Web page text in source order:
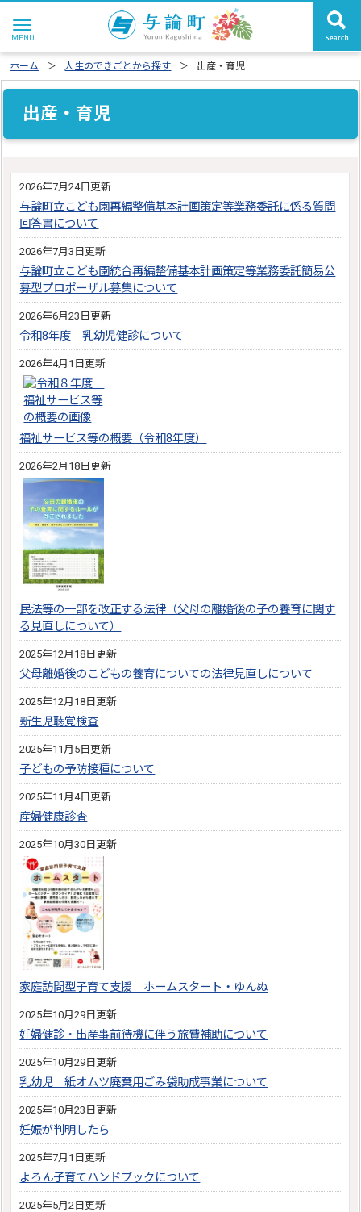
ホーム 人生のできごとから探す 出産・育児
出産・育児
2026年7月24日更新
与論町立こども園再編整備基本計画策定等業務委託に係る質問
回答書について
2026年7月3日更新
与論町立こども園統合再編整備基本計画策定等業務委託簡易公
募型プロポーザル募集について
2026年6月23日更新
令和8年度 乳幼児健診について
2026年4月1日更新
福祉サービス等の概要（令和8年度）
2026年2月18日更新
民法等の一部を改正する法律（父母の離婚後の子の養育に関す
る見直しについて）
2025年12月18日更新
父母離婚後のこどもの養育についての法律見直しについて
2025年12月18日更新
新生児聴覚検査
2025年11月5日更新
子どもの予防接種について
2025年11月4日更新
産婦健康診査
2025年10月30日更新
家庭訪問型子育て支援 ホームスタート・ゆんぬ
2025年10月29日更新
妊婦健診・出産事前待機に伴う旅費補助について
2025年10月29日更新
乳幼児 紙オムツ廃棄用ごみ袋助成事業について
2025年10月23日更新
妊娠が判明したら
2025年7月1日更新
よろん子育てハンドブックについて
2025年5月2日更新